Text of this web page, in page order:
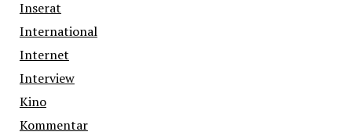
Inserat
International
Internet
Interview
Kino
Kommentar